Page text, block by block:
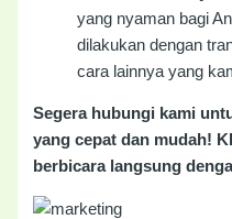
yang nyaman bagi
dilakukan dengan
cara lainnya yang
Segera hubungi kami
yang cepat dan mudah!
berbicara langsung